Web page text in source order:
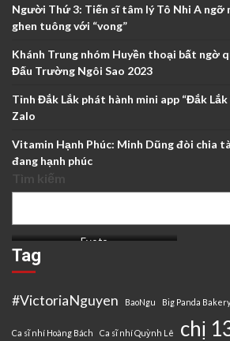
Người Thứ 3: Tiến sĩ tâm lý Tô Nhi A ngỡ
ghen tuông với “vong”
Khánh Trung nhóm Huyền thoại bất ngờ
Đấu Trường Ngôi Sao 2023
Tỉnh Đắk Lắk phát hành mini app “Đắk
Zalo
Vitamin Hạnh Phúc: Minh Dũng đòi chia
đang hạnh phúc
Tìm kiếm
Evoto
Tag
#VictoriaNguyen BaoNgu Big Panda Bakery
Ca sĩ nhí Hoàng Bách Ca sĩ nhí Quỳnh Lê chị